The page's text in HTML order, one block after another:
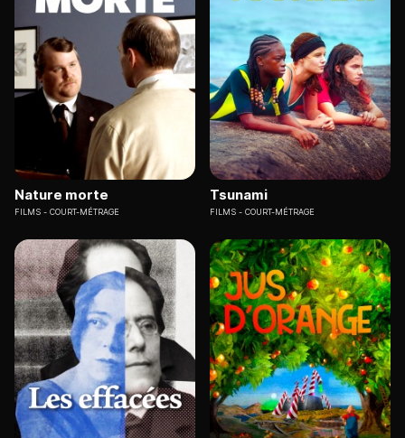
Nature morte
FILMS COURT-MÉTRAGE
Tsunami
FILMS COURT-MÉTRAGE